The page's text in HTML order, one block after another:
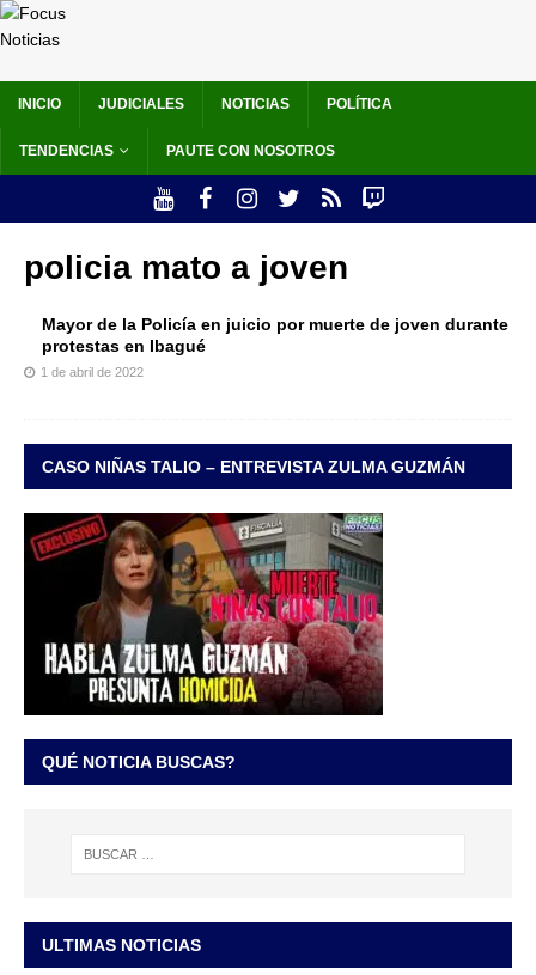
INICIO JUDICIALES NOTICIAS POLÍTICA
TENDENCIAS PAUTE CON NOSOTROS
policia mato a joven
Mayor de la Policía en juicio por muerte de joven durante
protestas en Ibagué
1 de abril de 2022
CASO NIÑAS TALIO – ENTREVISTA ZULMA GUZMÁN
QUÉ NOTICIA BUSCAS?
ULTIMAS NOTICIAS